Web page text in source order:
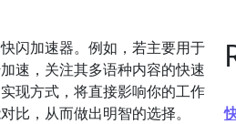
闪加速器。例如，若主要用于
速，关注其多语种内容的快速
现方式，将直接影响你的工作
比，从而做出明智的选择。